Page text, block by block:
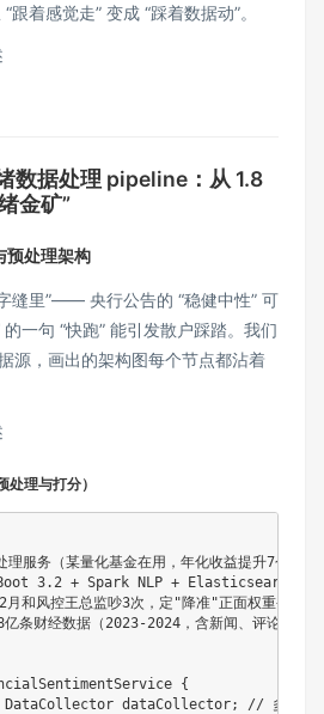
着感觉走” 变成 “踩着数据动”。
数据处理 pipeline：从 1.8
金矿”
预处理架构
缝里”—— 央行公告的 “稳健中性” 可
一句 “快跑” 能引发散户踩踏。我们
源，画出的架构图每个节点都沾着
处理与打分）
服务（某量化基金在用，年化收益提升7个点）
3.2 + Spark NLP + Elasticsearch
和风控王总监吵3次，定"降准"正面权重+0.3
条财经数据（2023-2024，含新闻、评论、研
{
DataCollector dataCollector;
// 多源数